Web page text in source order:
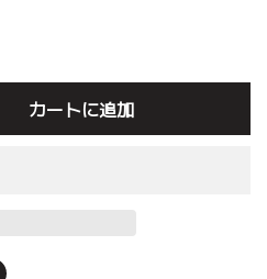
カートに追加